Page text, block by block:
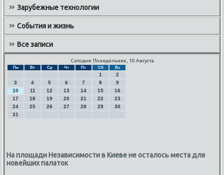
Зарубежные технологии
События и жизнь
Все записи
Сегодня: Понедельник, 10 Августа
Пн Вт Ср Чт Пт Сб Вс
1
2
3
4 5 6 7 8
9
10
11 12 13 14 15
16
17
18 19 20 21 22
23
24
25 26 27 28 29
30
31
На площади Независимости в Киеве не осталось места для
новейших палаток